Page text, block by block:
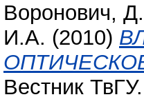
Воронович,
И.А. (2010)
Вестник